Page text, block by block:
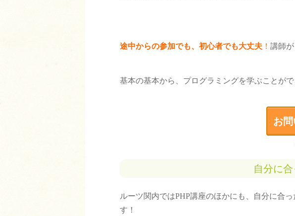
途中からの参加でも、初心者でも大丈夫 ！ 講師
基本の基本から、プログラミングを学ぶことがで
お
自分に
ルーツ関内ではPHP講座のほかにも、自分に合
す！